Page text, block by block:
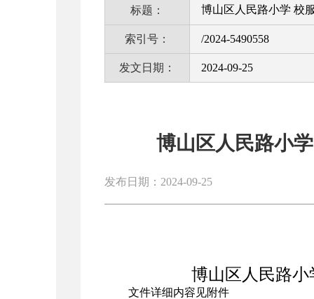
标题： 博山区人民路小学 校
索引号： /2024-5490558
发文日期： 2024-09-25
博山区人民路小
发布日期：2024-09-25
博山区人民路小
文件详细内容见附件